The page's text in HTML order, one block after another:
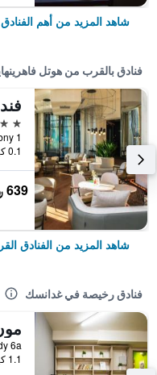
شاهد المزيد من أهم
فنادق بالقرب من هوتل
5 نجوم
0.1 كيلومتر عن وسط المدينة
639 ﷼
شاهد المزيد من الفنادق
فنادق رخيصة في غدانسك
1.1 كيلومتر عن وسط المدينة